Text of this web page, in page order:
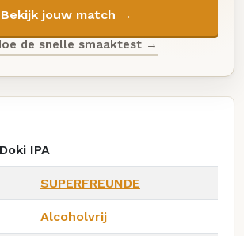
Bekijk jouw match →
de snelle smaaktest →
IPA
SUPERFREUNDE
Alcoholvrij